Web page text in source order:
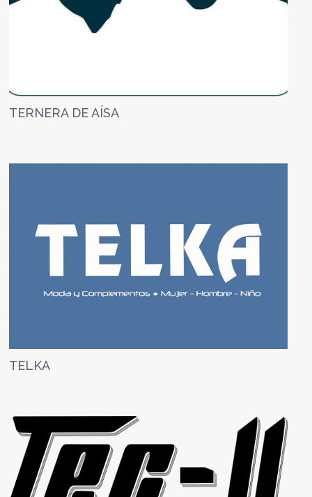
TERNERA DE AÍSA
TELKA